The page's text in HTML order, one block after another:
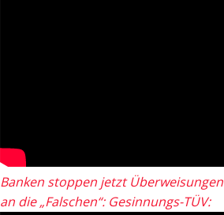
Banken stoppen jetzt Überweisungen
an die „Falschen“: Gesinnungs-TÜV: